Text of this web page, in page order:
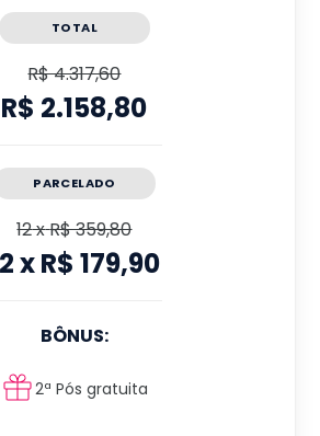
TOTAL
R$ 4.317,60
R$ 2.158,80
PARCELADO
12xR$ 359,80
xR$ 179,90
BÔNUS:
2ª Pós gratuita